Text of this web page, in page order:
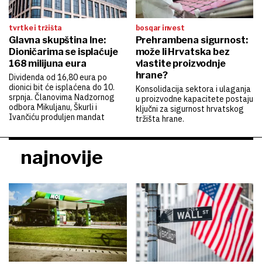
tvrtke i tržišta
Glavna skupština Ine:
Dioničarima se isplaćuje
168 milijuna eura
Dividenda od 16,80 eura po
dionici bit će isplaćena do 10.
srpnja. Članovima Nadzornog
odbora Mikuljanu, Škurli i
Ivančiću produljen mandat
bosqar invest
Prehrambena sigurnost:
može li Hrvatska bez
vlastite proizvodnje
hrane?
Konsolidacija sektora i ulaganja
u proizvodne kapacitete postaju
ključni za sigurnost hrvatskog
tržišta hrane.
najnovije